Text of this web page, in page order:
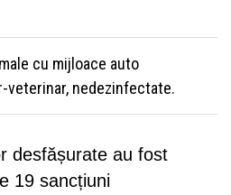
cu mijloace auto
veterinar, nedezinfectate.
desfășurate au fost
19 sancțiuni